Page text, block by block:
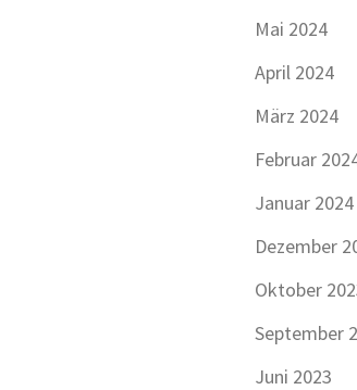
Mai 2024
April 2024
März 2024
Februar
Januar 2024
Dezember
Oktober
September
Juni 2023